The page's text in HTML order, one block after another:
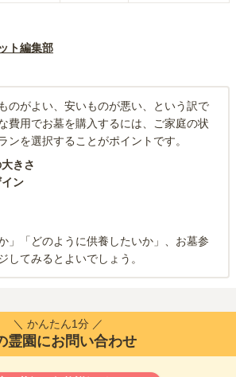
ト編集部
のがよい、安いものが悪い、という訳で
費用でお墓を購入するには、ご家庭の状
ンを選択することがポイントです。
きさ
ン
」「どのように供養したいか」、お墓参
してみるとよいでしょう。
＼ かんたん1分 ／
霊園にお問い合わせ